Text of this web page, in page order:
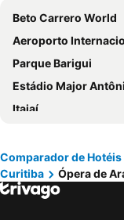
Slaviero Curitiba
Hotel Nacional Inn Curitiba
Mercure Curitiba
Hotel Victoria Villa Curitiba By
Radisson Hotel
ibis Curitiba
Hotel Nikko
Slim Curitiba Alto da
Beto Carrero World
Aeroporto Internacional de Curitiba -
Parque Barigui
Estádio Major Antônio
Itajaí
Rua 24 Horas
Zoo Pomerode
Museu Oscar
Comparador de Hotéis
Curitiba
Ópera de